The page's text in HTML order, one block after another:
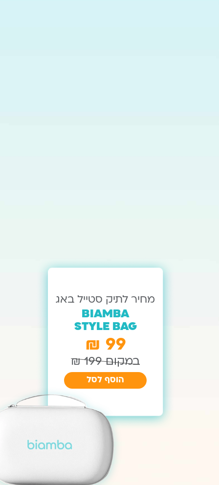
מחיר לתיק סטייל באג
BIAMBA
STYLE BAG
99 ₪
במקום 199 ₪
המחיר המקורי
המחיר הנוכחי
הוסף לסל